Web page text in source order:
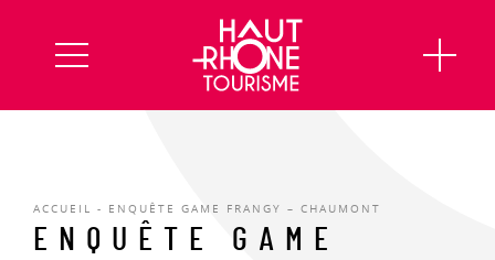
ACCUEIL - ENQUÊTE GAME FRANGY – CHAUMONT
ENQUÊTE GAME